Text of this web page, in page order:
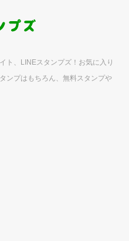
ト、LINEスタンプズ！お気に入り
ンプはもちろん、無料スタンプや